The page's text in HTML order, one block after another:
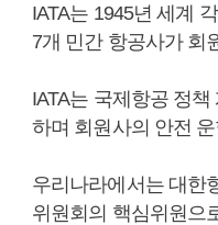
IATA는 1945년 세계
7개 민간 항공사가 회
IATA는 국제항공 정
하며 회원사의 안전
우리나라에서는 대한
위원회의 핵심위원으